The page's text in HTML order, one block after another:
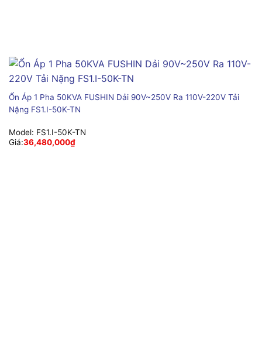
Ổn Áp 1 Pha 50KVA FUSHIN Dải 90V~250V Ra 110V-220V Tải
Nặng FS1.I-50K-TN
Model: FS1.I-50K-TN
Giá:36,480,000₫